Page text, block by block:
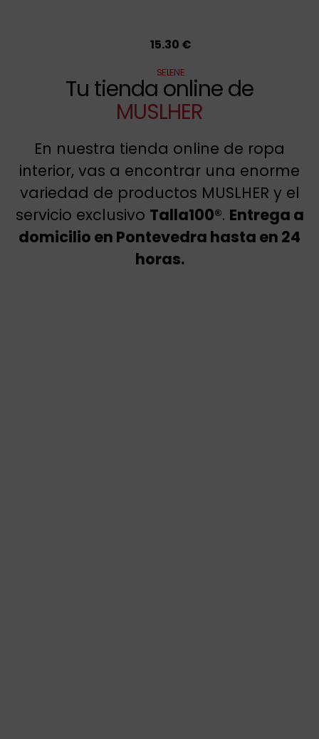
15.30 €
SELENE
Tu tienda online de
MUSLHER
En nuestra tienda online de ropa
interior, vas a encontrar una enorme
variedad de productos MUSLHER y el
servicio exclusivo Talla100®. Entrega a
domicilio en Pontevedra hasta en 24
horas.